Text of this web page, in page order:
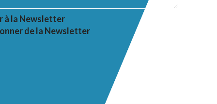
à la Newsletter
de la Newsletter